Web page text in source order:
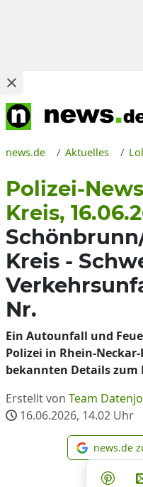
news.de Aktuelles
Polizei-
Kreis,
Kreis -
Nr.
Ein Autounfall und
Polizei in Rhein-
bekannten Details zum
Erstellt von Team
16.06.2026, 14.02 Uhr
news.de